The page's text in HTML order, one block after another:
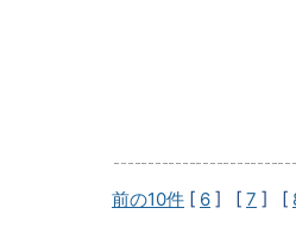
前の10件 [ 6 ] [ 7 ] [